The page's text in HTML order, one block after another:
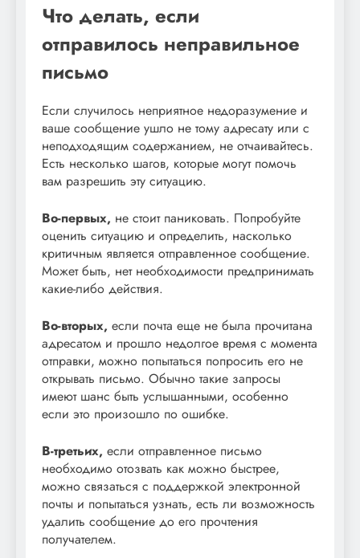
Что делать, если
отправилось неправильное
письмо
Если случилось неприятное недоразумение и
ваше сообщение ушло не тому адресату или с
неподходящим содержанием, не отчаивайтесь.
Есть несколько шагов, которые могут помочь
вам разрешить эту ситуацию.
Во-первых, не стоит паниковать. Попробуйте
оценить ситуацию и определить, насколько
критичным является отправленное сообщение.
Может быть, нет необходимости предпринимать
какие-либо действия.
Во-вторых, если почта еще не была прочитана
адресатом и прошло недолгое время с момента
отправки, можно попытаться попросить его не
открывать письмо. Обычно такие запросы
имеют шанс быть услышанными, особенно
если это произошло по ошибке.
В-третьих, если отправленное письмо
необходимо отозвать как можно быстрее,
можно связаться с поддержкой электронной
почты и попытаться узнать, есть ли возможность
удалить сообщение до его прочтения
получателем.